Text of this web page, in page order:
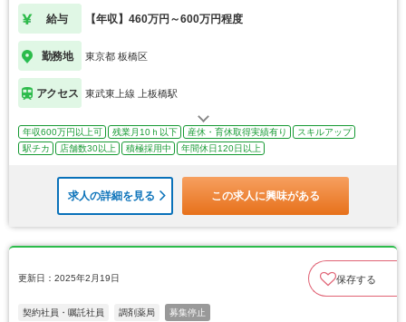
給与 【年収】460万円～600万円程度
勤務地 東京都 板橋区
アクセス 東武東上線 上板橋駅
年収600万円以上可 残業月10ｈ以下 産休・育休取得実績有り
スキルアップ
駅チカ
店舗数30以上 積極採用中 年間休日120日以上
求人の詳細を見る この求人に興味がある
更新日：2025年2月19日 保存する
契約社員・嘱託社員 調剤薬局 募集停止